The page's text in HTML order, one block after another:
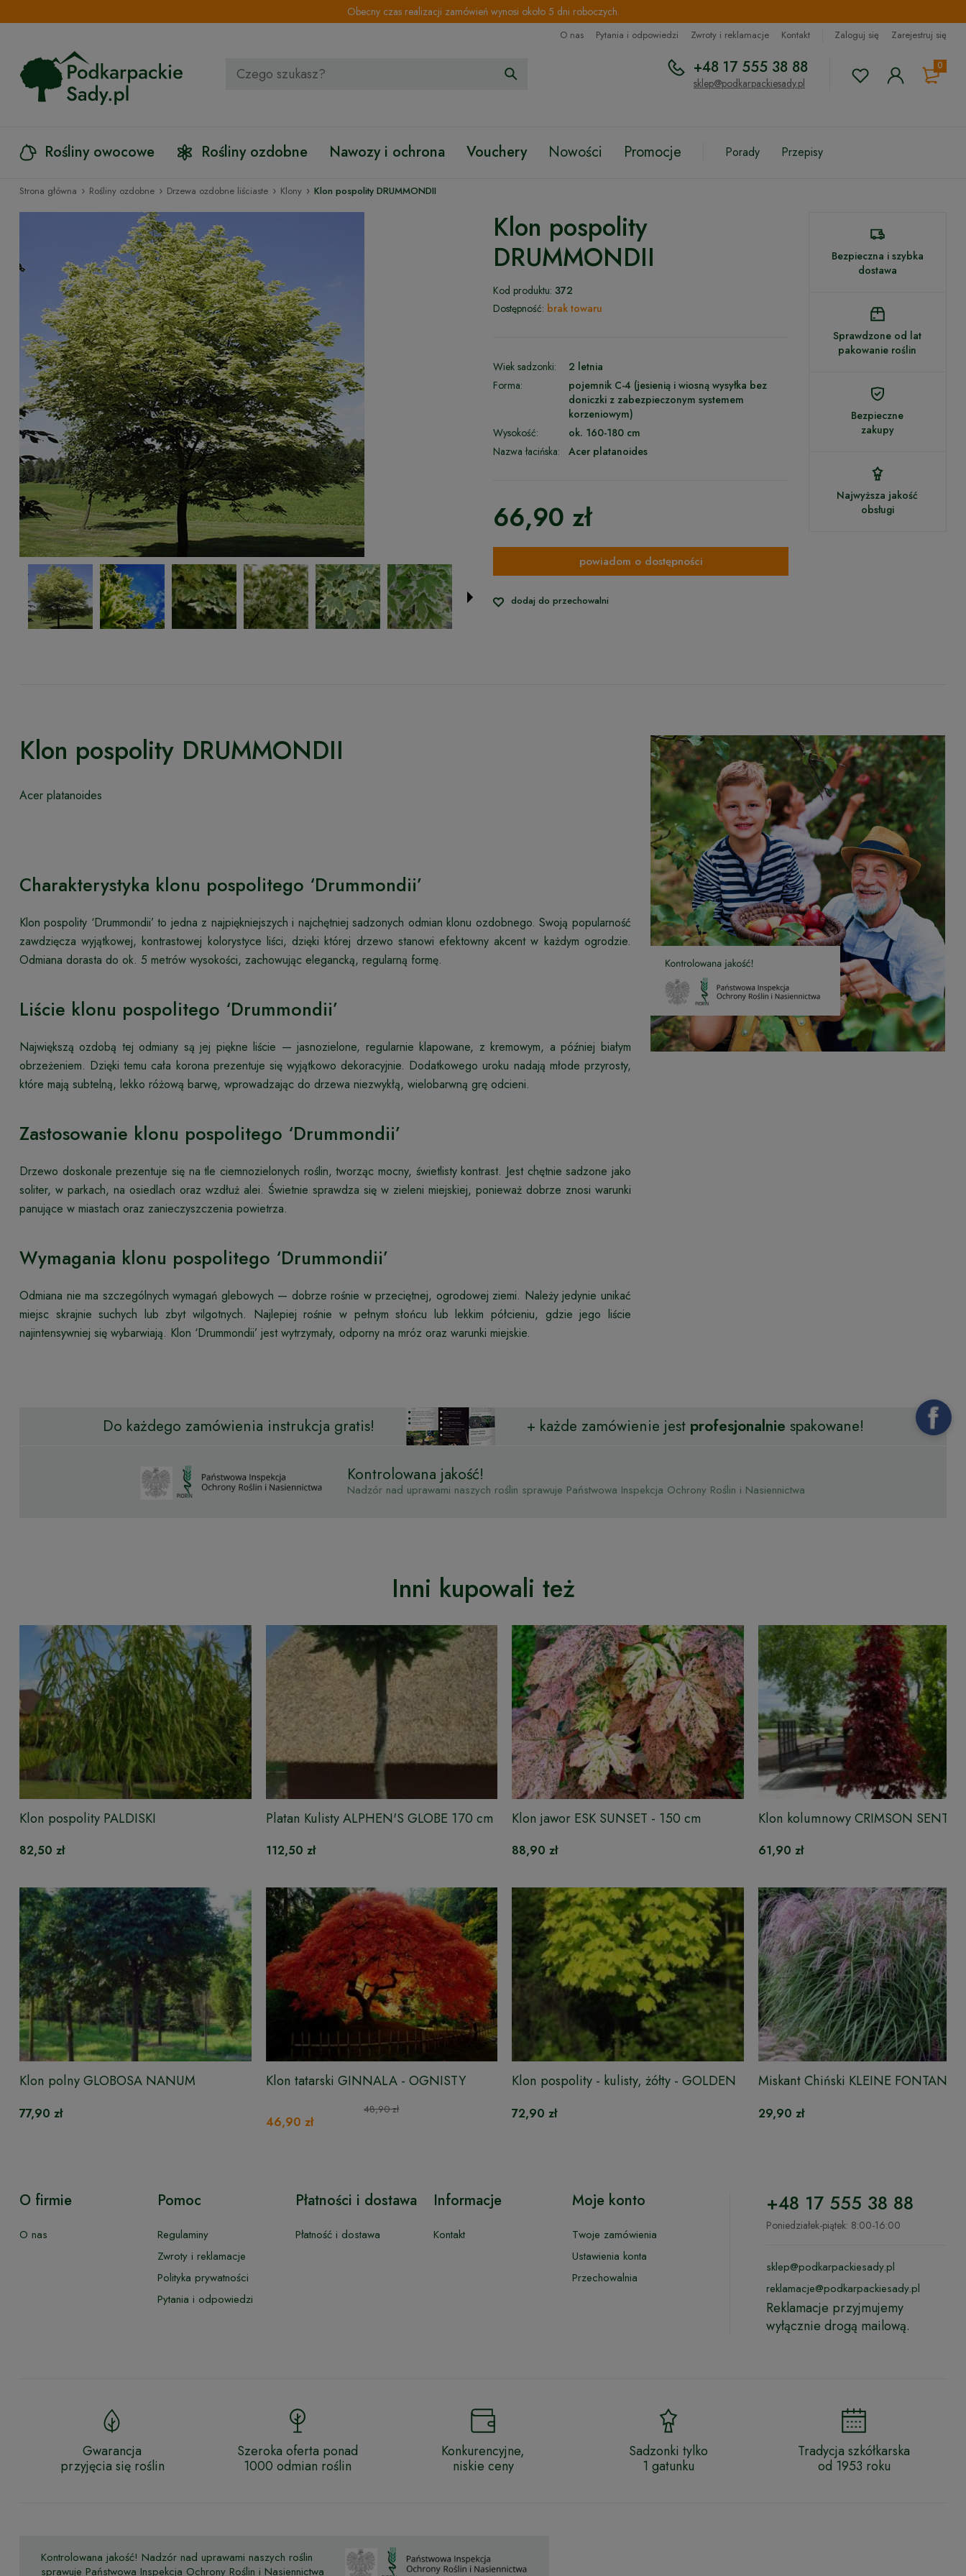
Obecny czas realizacji zamówień wynosi około 5 dni roboczych.
O nas Pytania i odpowiedzi Zwroty i reklamacje Kontakt Zaloguj się Zarejestruj się
0
+48 17 555 38 88
sklep@podkarpackiesady.pl
Rośliny owocowe Rośliny ozdobne Nawozy i ochrona Vouchery Nowości Promocje Porady Przepisy
Strona główna › Rośliny ozdobne › Drzewa ozdobne liściaste › Klony › Klon pospolity DRUMMONDII
Klon pospolity
DRUMMONDII
Kod produktu: 372
Dostępność: brak towaru
Wiek sadzonki:
2 letnia
Forma:
pojemnik C-4 (jesienią i wiosną wysyłka bez
doniczki z zabezpieczonym systemem
korzeniowym)
Wysokość:
ok. 160-180 cm
Nazwa łacińska:
Acer platanoides
66,90 zł
powiadom o dostępności
dodaj do przechowalni
Bezpieczna i szybka
dostawa
Sprawdzone od lat
pakowanie roślin
Bezpieczne
zakupy
Najwyższa jakość
obsługi
Klon pospolity DRUMMONDII
Acer platanoides
Charakterystyka klonu pospolitego ‘Drummondii’
Klon pospolity ‘Drummondii’ to jedna z najpiękniejszych i najchętniej sadzonych odmian klonu ozdobnego. Swoją popularność
zawdzięcza wyjątkowej, kontrastowej kolorystyce liści, dzięki której drzewo stanowi efektowny akcent w każdym ogrodzie.
Odmiana dorasta do ok. 5 metrów wysokości, zachowując elegancką, regularną formę.
Liście klonu pospolitego ‘Drummondii’
Największą ozdobą tej odmiany są jej piękne liście — jasnozielone, regularnie klapowane, z kremowym, a później białym
obrzeżeniem. Dzięki temu cała korona prezentuje się wyjątkowo dekoracyjnie. Dodatkowego uroku nadają młode przyrosty,
które mają subtelną, lekko różową barwę, wprowadzając do drzewa niezwykłą, wielobarwną grę odcieni.
Zastosowanie klonu pospolitego ‘Drummondii’
Drzewo doskonale prezentuje się na tle ciemnozielonych roślin, tworząc mocny, świetlisty kontrast. Jest chętnie sadzone jako
soliter, w parkach, na osiedlach oraz wzdłuż alei. Świetnie sprawdza się w zieleni miejskiej, ponieważ dobrze znosi warunki
panujące w miastach oraz zanieczyszczenia powietrza.
Wymagania klonu pospolitego ‘Drummondii’
Odmiana nie ma szczególnych wymagań glebowych — dobrze rośnie w przeciętnej, ogrodowej ziemi. Należy jedynie unikać
miejsc skrajnie suchych lub zbyt wilgotnych. Najlepiej rośnie w pełnym słońcu lub lekkim półcieniu, gdzie jego liście
najintensywniej się wybarwiają. Klon ‘Drummondii’ jest wytrzymały, odporny na mróz oraz warunki miejskie.
Do każdego zamówienia instrukcja gratis! + każde zamówienie jest profesjonalnie spakowane!
Kontrolowana jakość!
Nadzór nad uprawami naszych roślin sprawuje Państwowa Inspekcja Ochrony Roślin i Nasiennictwa
Inni kupowali też
Klon pospolity PALDISKI
82,50 zł
Platan Kulisty ALPHEN'S GLOBE 170 cm
112,50 zł
Klon jawor ESK SUNSET - 150 cm
88,90 zł
Klon kolumnowy CRIMSON SENTRY
61,90 zł
Klon polny GLOBOSA NANUM
77,90 zł
Klon tatarski GINNALA - OGNISTY
48,90 zł
46,90 zł
Klon pospolity - kulisty, żółty - GOLDEN
GLOBE
72,90 zł
Miskant Chiński KLEINE FONTANE
29,90 zł
O firmie
O nas
Pomoc
Regulaminy
Zwroty i reklamacje
Polityka prywatności
Pytania i odpowiedzi
Płatności i dostawa
Płatność i dostawa
Informacje
Kontakt
Moje konto
Twoje zamówienia
Ustawienia konta
Przechowalnia
+48 17 555 38 88
Poniedziałek-piątek: 8:00-16:00
sklep@podkarpackiesady.pl
reklamacje@podkarpackiesady.pl
Reklamacje przyjmujemy
wyłącznie drogą mailową.
Gwarancja
przyjęcia się roślin
Szeroka oferta ponad
1000 odmian roślin
Konkurencyjne,
niskie ceny
Sadzonki tylko
1 gatunku
Tradycja szkółkarska
od 1953 roku
Kontrolowana jakość! Nadzór nad uprawami naszych roślin
sprawuje Państwowa Inspekcja Ochrony Roślin i Nasiennictwa